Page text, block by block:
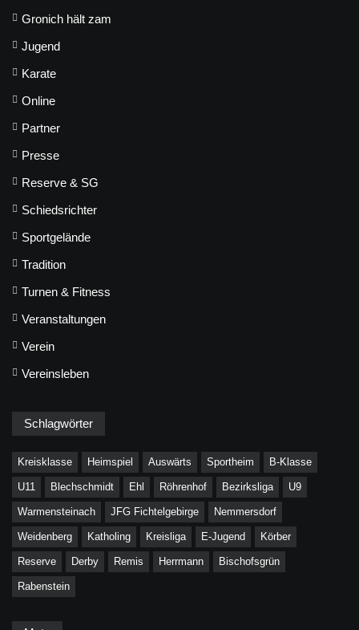
Gronich hält zam
Jugend
Karate
Online
Partner
Presse
Reserve & SG
Schiedsrichter
Sportgelände
Tradition
Turnen & Fitness
Veranstaltungen
Verein
Vereinsleben
Schlagwörter
Kreisklasse Heimspiel Auswärts Sportheim B-Klasse
U11 Blechschmidt Ehl Röhrenhof Bezirksliga U9
Warmensteinach JFG Fichtelgebirge Nemmersdorf
Weidenberg Katholing Kreisliga E-Jugend Körber
Reserve Derby Remis Herrmann Bischofsgrün
Rabenstein